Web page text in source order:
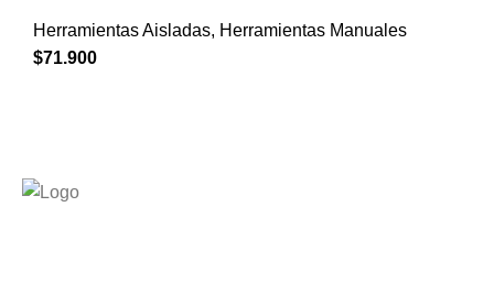
Herramientas Aisladas, Herramientas Manuales
$71.900